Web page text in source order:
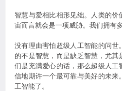
智慧与爱相比相形见绌。人类的
宙而言就会是一项威胁。我们拥有
没有理由害怕超级人工智能的问
的不是智慧，而是缺乏智慧，尤
们是充满爱心的话，那么超级人
信地期许一个最可靠与美好的未
工智能了。